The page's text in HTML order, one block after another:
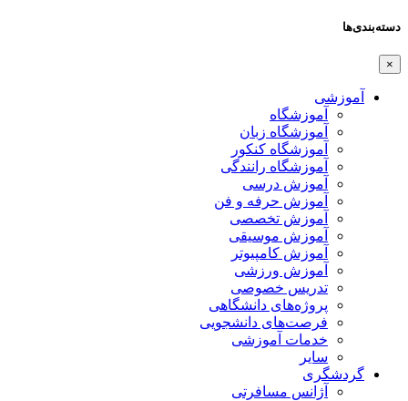
دسته‌بندی‌ها
×
آموزشی
آموزشگاه
آموزشگاه زبان
آموزشگاه کنکور
آموزشگاه رانندگی
آموزش درسی
آموزش حرفه و فن
آموزش تخصصی
آموزش موسیقی
آموزش کامپیوتر
آموزش ورزشی
تدریس خصوصی
پروژه‌های دانشگاهی
فرصت‌های دانشجویی
خدمات آموزشی
سایر
گردشگری
آژانس مسافرتی